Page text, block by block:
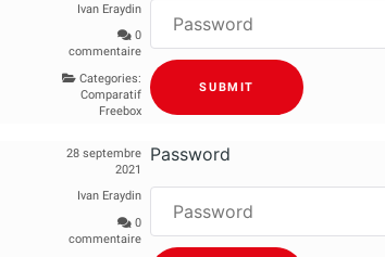
Ivan Eraydin
0
commentaire
Categories:
Comparatif
Freebox
28 septembre
2021
Ivan Eraydin
0
commentaire
Password